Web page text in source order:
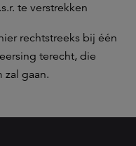
te verstrekken
rechtstreeks bij één
terecht, die
gaan.